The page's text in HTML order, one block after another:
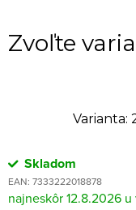
Varianta:
Skladom
EAN: 7333222018878
12.8.2026